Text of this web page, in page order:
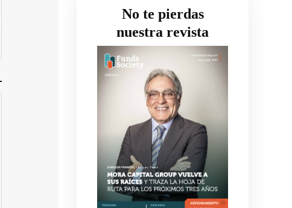
No te pierdas
nuestra revista